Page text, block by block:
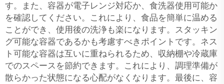
す。また、容器が電子レンジ対応か、食洗器使用可能か
を確認してください。これにより、食品を簡単に温める
ことができ、使用後の洗浄も楽になります。スタッキン
グ可能な容器であるかも考慮すべきポイントです。ネス
ト可能な容器は互いに重ねられるため、収納棚や冷蔵庫
でのスペースを節約できます。これにより、調理準備が
散らかった状態になる心配がなくなります。最後に、容